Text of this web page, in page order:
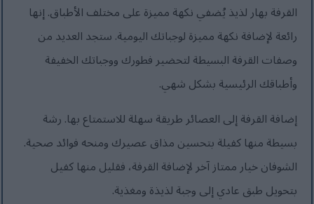
القرفة بهار لذيذ يُضفي نكهة مميزة على مختلف الأطباق. إنها
رائعة لإضافة نكهة مميزة لوجباتك اليومية. ستجد العديد من
وصفات القرفة البسيطة لتحضير فطورك ووجباتك الخفيفة
وأطباقك الرئيسية بشكل شهي.
إضافة القرفة إلى العصائر طريقة سهلة للاستمتاع بها. رشة
بسيطة منها كفيلة بتحسين مذاق عصيرك ومنحه فوائد صحية.
الشوفان خيار ممتاز آخر لإضافة القرفة، فقليل منها كفيل
بتحويل طبق عادي إلى وجبة لذيذة ومغذية.